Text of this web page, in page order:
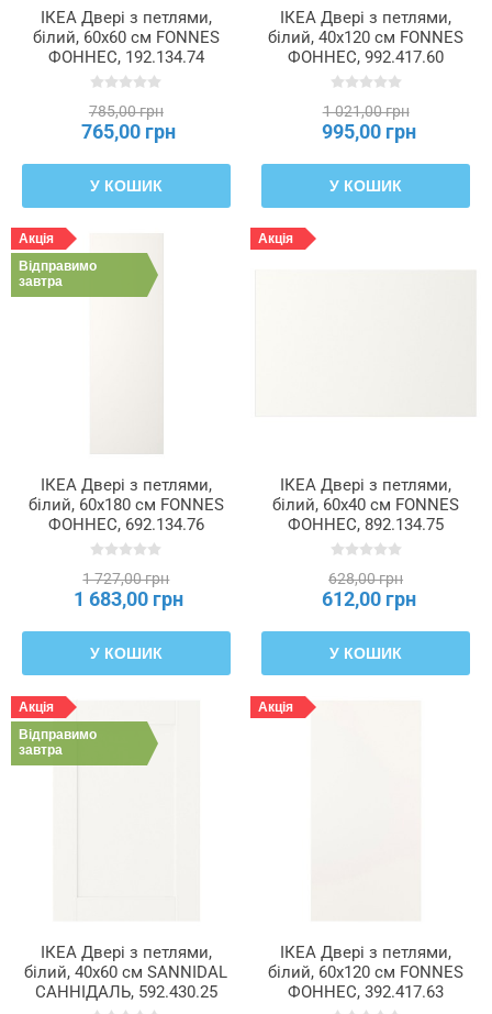
ІКЕА Двері з петлями,
білий, 60x60 см FONNES
ФОННЕС, 192.134.74
785,00 грн
765,00 грн
У КОШИК
ІКЕА Двері з петлями,
білий, 40x120 см FONNES
ФОННЕС, 992.417.60
1 021,00 грн
995,00 грн
У КОШИК
Акція
Відправимо
завтра
ІКЕА Двері з петлями,
білий, 60x180 см FONNES
ФОННЕС, 692.134.76
1 727,00 грн
1 683,00 грн
У КОШИК
Акція
ІКЕА Двері з петлями,
білий, 60x40 см FONNES
ФОННЕС, 892.134.75
628,00 грн
612,00 грн
У КОШИК
Акція
Відправимо
завтра
ІКЕА Двері з петлями,
білий, 40x60 см SANNIDAL
САННІДАЛЬ, 592.430.25
Акція
ІКЕА Двері з петлями,
білий, 60x120 см FONNES
ФОННЕС, 392.417.63